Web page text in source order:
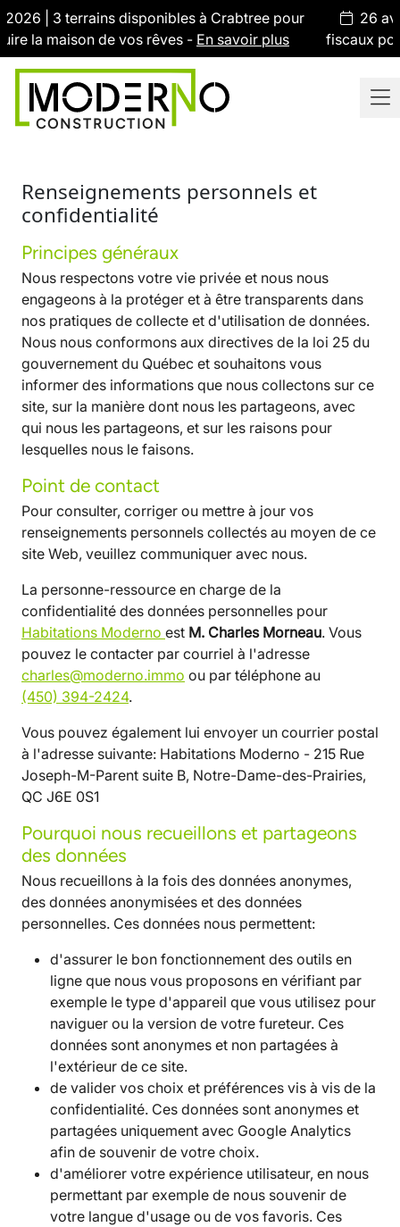
26 avril 2026 | Profitez des nouveaux avantages
fiscaux pour l’achat d’une maison neuve -
En savoir plus
CONSTRUCTION
Renseignements personnels et
confidentialité
Principes généraux
Nous respectons votre vie privée et nous nous
engageons à la protéger et à être transparents dans
nos pratiques de collecte et d'utilisation de données.
Nous nous conformons aux directives de la loi 25 du
gouvernement du Québec et souhaitons vous
informer des informations que nous collectons sur ce
site, sur la manière dont nous les partageons, avec
qui nous les partageons, et sur les raisons pour
lesquelles nous le faisons.
Point de contact
Pour consulter, corriger ou mettre à jour vos
renseignements personnels collectés au moyen de ce
site Web, veuillez communiquer avec nous.
La personne-ressource en charge de la
confidentialité des données personnelles pour
Habitations Moderno est M. Charles Morneau. Vous
pouvez le contacter par courriel à l'adresse
charles@moderno.immo ou par téléphone au
(450) 394-2424.
Vous pouvez également lui envoyer un courrier postal
à l'adresse suivante: Habitations Moderno - 215 Rue
Joseph-M-Parent suite B, Notre-Dame-des-Prairies,
QC J6E 0S1
Pourquoi nous recueillons et partageons
des données
Nous recueillons à la fois des données anonymes,
des données anonymisées et des données
personnelles. Ces données nous permettent:
d'assurer le bon fonctionnement des outils en
ligne que nous vous proposons en vérifiant par
exemple le type d'appareil que vous utilisez pour
naviguer ou la version de votre fureteur. Ces
données sont anonymes et non partagées à
l'extérieur de ce site.
de valider vos choix et préférences vis à vis de la
confidentialité. Ces données sont anonymes et
partagées uniquement avec Google Analytics
afin de souvenir de votre choix.
d'améliorer votre expérience utilisateur, en nous
permettant par exemple de nous souvenir de
votre langue d'usage ou de vos favoris. Ces